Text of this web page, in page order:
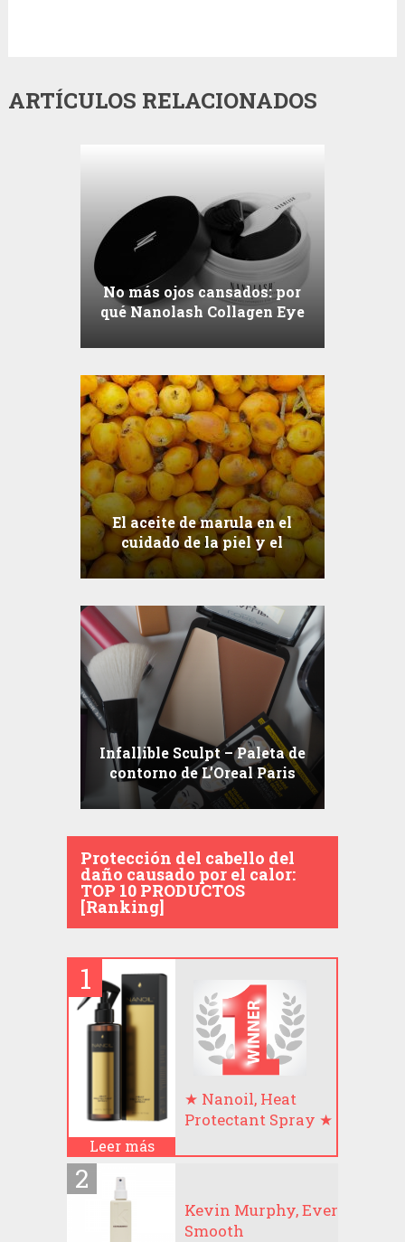
ARTÍCULOS RELACIONADOS
No más ojos cansados: por
qué Nanolash Collagen Eye
tu imprescindible producto
de belleza
El aceite de marula en el
cuidado de la piel y el
cabello. ¿Vas a tomar
marula como los elefantes
africanos?
Infallible Sculpt – Paleta de
contorno de L’Oreal Paris
Protección del cabello del
daño causado por el calor:
TOP 10 PRODUCTOS
[Ranking]
★ Nanoil, Heat
Protectant Spray ★
Leer más
Kevin Murphy, Ever
Smooth